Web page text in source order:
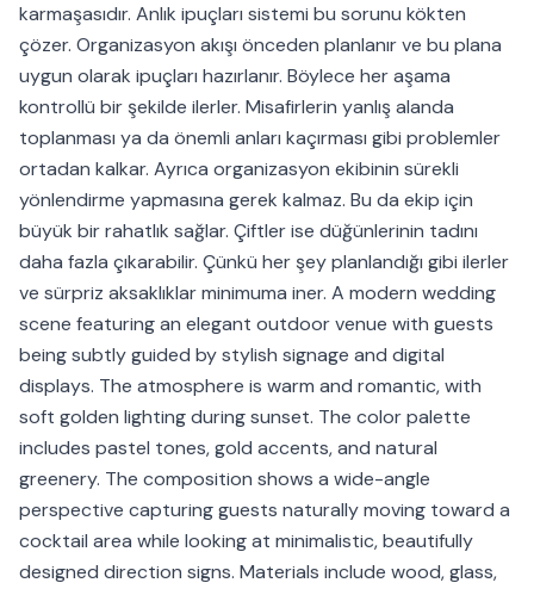
karmaşasıdır. Anlık ipuçları sistemi bu sorunu kökten
çözer. Organizasyon akışı önceden planlanır ve bu plana
uygun olarak ipuçları hazırlanır. Böylece her aşama
kontrollü bir şekilde ilerler. Misafirlerin yanlış alanda
toplanması ya da önemli anları kaçırması gibi problemler
ortadan kalkar. Ayrıca organizasyon ekibinin sürekli
yönlendirme yapmasına gerek kalmaz. Bu da ekip için
büyük bir rahatlık sağlar. Çiftler ise düğünlerinin tadını
daha fazla çıkarabilir. Çünkü her şey planlandığı gibi ilerler
ve sürpriz aksaklıklar minimuma iner. A modern wedding
scene featuring an elegant outdoor venue with guests
being subtly guided by stylish signage and digital
displays. The atmosphere is warm and romantic, with
soft golden lighting during sunset. The color palette
includes pastel tones, gold accents, and natural
greenery. The composition shows a wide-angle
perspective capturing guests naturally moving toward a
cocktail area while looking at minimalistic, beautifully
designed direction signs. Materials include wood, glass,